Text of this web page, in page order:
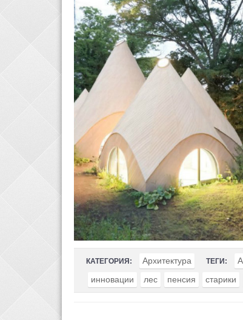
КАТЕГОРИЯ: Архитектура ТЕГИ:
инновации
лес пенсия старики